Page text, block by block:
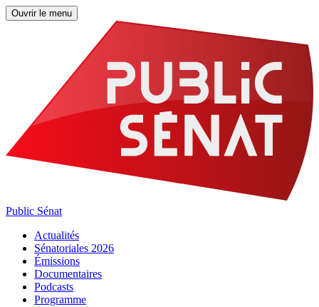
Ouvrir le menu
Public Sénat
Actualités
Sénatoriales 2026
Émissions
Documentaires
Podcasts
Programme